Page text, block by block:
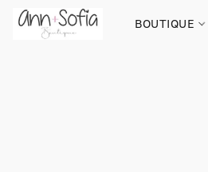
BOUTIQUE